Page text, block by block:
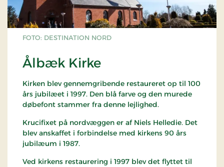
FOTO: DESTINATION NORD
Ålbæk Kirke
Kirken blev gennemgribende restaureret op til 100
års jubilæet i 1997. Den blå farve og den murede
døbefont stammer fra denne lejlighed.
Krucifixet på nordvæggen er af Niels Helledie. Det
blev anskaffet i forbindelse med kirkens 90 års
jubilæum i 1987.
Ved kirkens restaurering i 1997 blev det flyttet til